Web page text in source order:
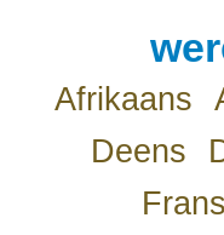
Afrikaans
Deens
Frans